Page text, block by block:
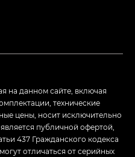
на данном сайте, включая
технические
цены, носит исключительно
публичной офертой,
437 Гражданского кодекса
отличаться от серийных